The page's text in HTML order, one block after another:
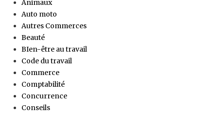
Animaux
Auto moto
Autres Commerces
Beauté
BIen-être au travail
Code du travail
Commerce
Comptabilité
Concurrence
Conseils